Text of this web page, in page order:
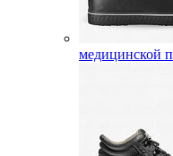
медицинской